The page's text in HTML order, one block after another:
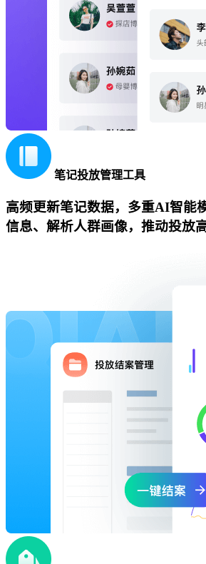
笔记投放管理工具
高频更新笔记数据，多重AI智能
信息、解析人群画像，推动投放